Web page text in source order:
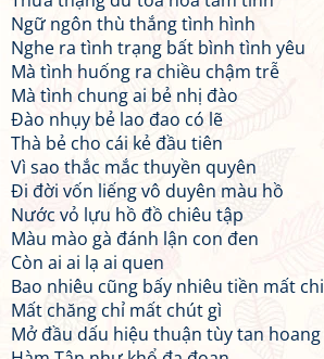
Ngữ ngôn thù thắng tình hình
Nghe ra tình trạng bất bình tình yêu
Mà tình huống ra chiều chậm trễ
Mà tình chung ai bẻ nhị đào
Đào nhụy bẻ lao đao có lẽ
Thà bẻ cho cái kẻ đầu tiên
Vì sao thắc mắc thuyền quyên
Đi đời vốn liếng vô duyên màu hồ
Nước vỏ lựu hồ đồ chiêu tập
Màu mào gà đánh lận con đen
Còn ai ai lạ ai quen
Bao nhiêu cũng bấy nhiêu tiền mất chi
Mất chăng chỉ mất chút gì
Mở đầu dấu hiệu thuận tùy tan hoang